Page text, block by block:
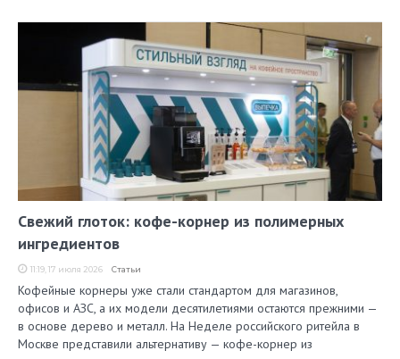
Свежий глоток: кофе-корнер из полимерных
ингредиентов
11:19, 17 июля 2026 Статьи
Кофейные корнеры уже стали стандартом для магазинов,
офисов и АЗС, а их модели десятилетиями остаются прежними —
в основе дерево и металл. На Неделе российского ритейла в
Москве представили альтернативу — кофе-корнер из